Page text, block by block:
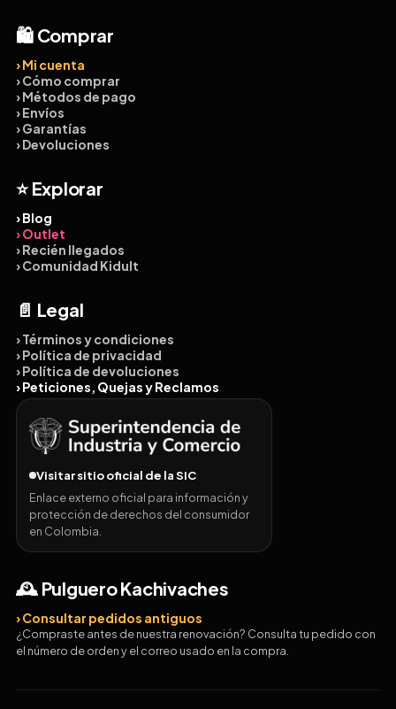
🛍️ Comprar
› Mi cuenta
› Cómo comprar
› Métodos de pago
› Envíos
› Garantías
› Devoluciones
⭐ Explorar
› Blog
› Outlet
› Recién llegados
› Comunidad Kidult
📄 Legal
› Términos y condiciones
› Política de privacidad
› Política de devoluciones
› Peticiones, Quejas y Reclamos
Visitar sitio oficial de la SIC
Enlace externo oficial para información y
protección de derechos del consumidor
en Colombia.
🕰️ Pulguero Kachivaches
› Consultar pedidos antiguos
¿Compraste antes de nuestra renovación? Consulta tu pedido con
el número de orden y el correo usado en la compra.